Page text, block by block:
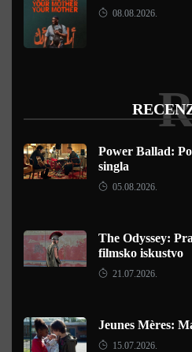
08.08.2026.
Power Ballad:
singla
05.08.2026.
The Odyssey:
filmsko iskustvo
21.07.2026.
Jeunes Mères:
15.07.2026.